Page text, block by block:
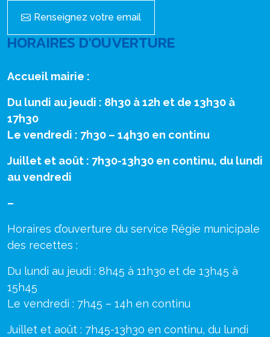
Renseignez votre email
HORAIRES D'OUVERTURE
Accueil mairie :
Du lundi au jeudi : 8h30 à 12h et de 13h30 à
17h30
Le vendredi : 7h30 – 14h30 en continu
Juillet et août : 7h30-13h30 en continu, du lundi
au vendredi
–
Horaires d’ouverture du service Régie municipale
des recettes :
Du lundi au jeudi : 8h45 à 11h30 et de 13h45 à
15h45
Le vendredi : 7h45 – 14h en continu
Juillet et août : 7h45-13h30 en continu, du lundi